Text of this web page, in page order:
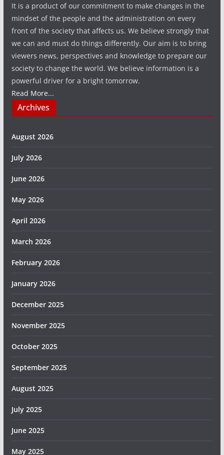
It is a product of our commitment to make changes in the
mindset of the people and the administration on every
front of the society that affects us. We believe strongly that
we can and must do things differently. Our aim is to bring
viewers news, perspectives and knowledge to prepare our
society to change the world. We believe information is a
powerful driver for a bright tomorrow.
Read More...
Archives
August 2026
July 2026
June 2026
May 2026
April 2026
March 2026
February 2026
January 2026
December 2025
November 2025
October 2025
September 2025
August 2025
July 2025
June 2025
May 2025